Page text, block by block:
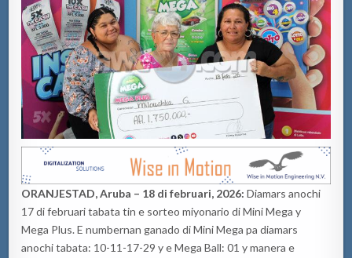
ORANJESTAD, Aruba – 18 di februari, 2026: Diamars anochi
17 di februari tabata tin e sorteo miyonario di Mini Mega y
Mega Plus. E numbernan ganado di Mini Mega pa diamars
anochi tabata: 10-11-17-29 y e Mega Ball: 01 y manera e